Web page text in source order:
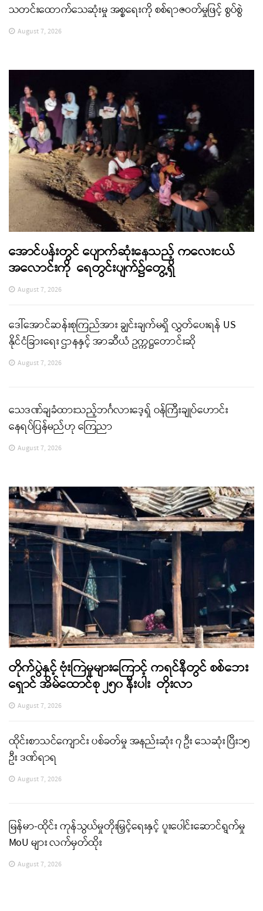
သတင်းထောက်သေဆုံးမှု အစ္စရေးကို စစ်ရာဇဝတ်မှုဖြင့် စွပ်စွဲ
August 7, 2026
အောင်ပန်းတွင် ပျောက်ဆုံးနေသည့် ကလေးငယ်
အလောင်းကို ရေတွင်းပျက်၌တွေ့ရှိ
August 7, 2026
ဒေါ်အောင်ဆန်းစုကြည်အား ချွင်းချက်မရှိ လွှတ်ပေးရန် US
နိုင်ငံခြားရေး ဌာနနှင့် အာဆီယံ ဥက္ကဋ္ဌတောင်းဆို
August 7, 2026
သေဒဏ်ချခံထားသည့်ဘင်္ဂလားဒေ့ရှ် ဝန်ကြီးချုပ်ဟောင်း
နေရပ်ပြန်မည်ဟု ကြေညာ
August 7, 2026
တိုက်ပွဲနှင့် ဗုံးကြဲမှုများကြောင့် ကရင်နီတွင် စစ်ဘေး
ရှောင် အိမ်ထောင်စု ၂၅၀ နီးပါး တိုးလာ
August 7, 2026
ထိုင်းစာသင်ကျောင်း ပစ်ခတ်မှု အနည်းဆုံး ၇ ဦး သေဆုံး ပြီး၁၅
ဦး ဒဏ်ရာရ
August 7, 2026
မြန်မာ-ထိုင်း ကုန်သွယ်မှုတိုးမြှင့်ရေးနှင့် ပူးပေါင်းဆောင်ရွက်မှု
MoU များ လက်မှတ်ထိုး
August 7, 2026